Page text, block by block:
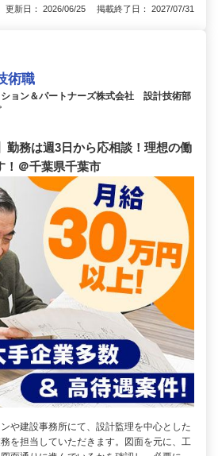
更新日： 2026/06/25 掲載終了日： 2027/07/31
術職
ョン＆パートナーズ株式会社 設計技術部
勤務は週3日から応相談！理想の働
！＠千葉県千葉市
や建設事務所にて、設計監理を中心とした
を担当していただきます。図面を元に、工